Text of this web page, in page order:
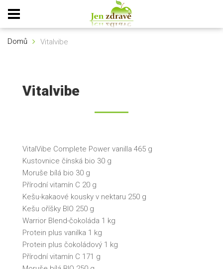
Domů Vitalvibe
Vitalvibe
VitalVibe Complete Power vanilla 465 g
Kustovnice čínská bio 30 g
Moruše bílá bio 30 g
Přírodní vitamín C 20 g
Kešu-kakaové kousky v nektaru 250 g
Kešu oříšky BIO 250 g
Warrior Blend-čokoláda 1 kg
Protein plus vanilka 1 kg
Protein plus čokoládový 1 kg
Přírodní vitamín C 171 g